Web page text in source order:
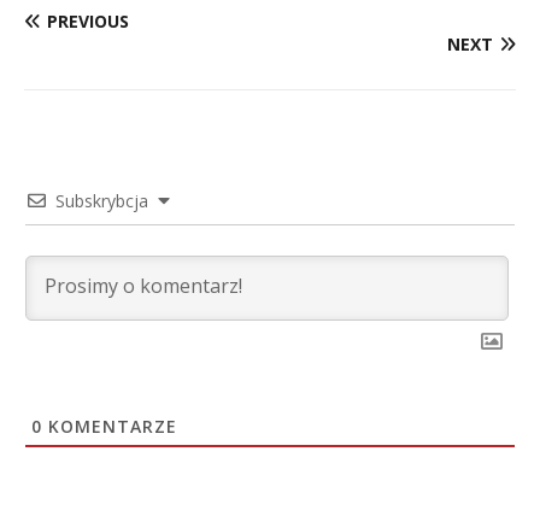
PREVIOUS
NEXT
Subskrybcja
0 KOMENTARZE